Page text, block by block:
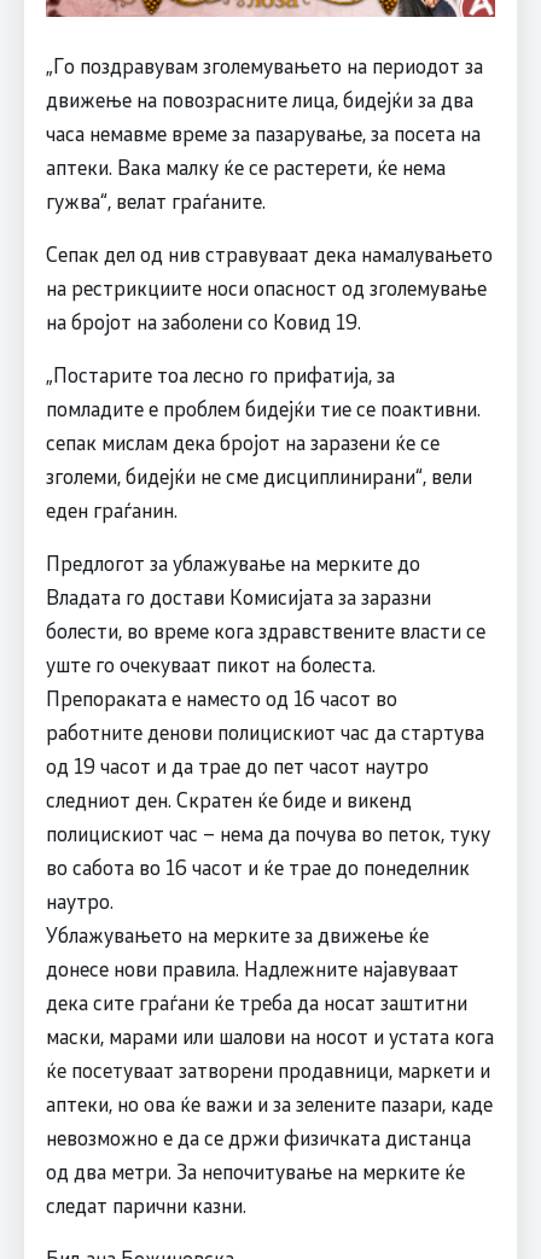
„Го поздравувам зголемувањето на периодот за
движење на повозрасните лица, бидејќи за два
часа немавме време за пазарување, за посета на
аптеки. Вака малку ќе се растерети, ќе нема
гужва“, велат граѓаните.
Сепак дел од нив стравуваат дека намалувањето
на рестрикциите носи опасност од зголемување
на бројот на заболени со Ковид 19.
„Постарите тоа лесно го прифатија, за
помладите е проблем бидејќи тие се поактивни.
сепак мислам дека бројот на заразени ќе се
зголеми, бидејќи не сме дисциплинирани“, вели
еден граѓанин.
Предлогот за ублажување на мерките до
Владата го достави Комисијата за заразни
болести, во време кога здравствените власти се
уште го очекуваат пикот на болеста.
Препораката е наместо од 16 часот во
работните денови полицискиот час да стартува
од 19 часот и да трае до пет часот наутро
следниот ден. Скратен ќе биде и викенд
полицискиот час – нема да почува во петок, туку
во сабота во 16 часот и ќе трае до понеделник
наутро.
Ублажувањето на мерките за движење ќе
донесе нови правила. Надлежните најавуваат
дека сите граѓани ќе треба да носат заштитни
маски, марами или шалови на носот и устата кога
ќе посетуваат затворени продавници, маркети и
аптеки, но ова ќе важи и за зелените пазари, каде
невозможно е да се држи физичката дистанца
од два метри. За непочитување на мерките ќе
следат парични казни.